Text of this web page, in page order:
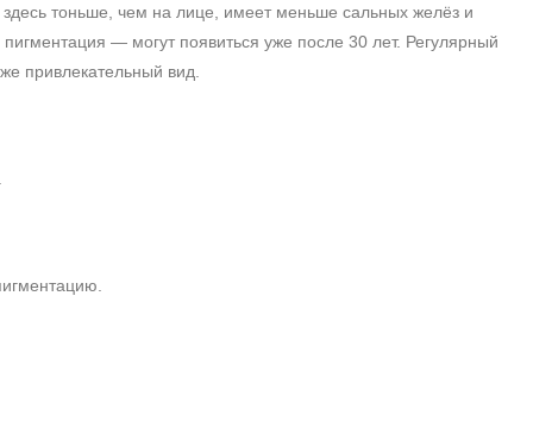
тоньше, чем на лице, имеет меньше сальных желёз и
— могут появиться уже после 30 лет. Регулярный
привлекательный вид.